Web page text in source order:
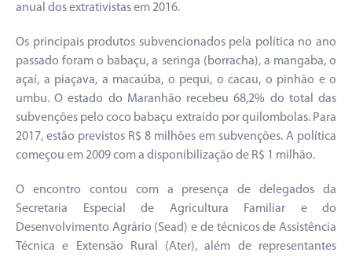
anual dos extrativistas em 2016.
Os principais produtos subvencionados pela política no ano
passado foram o babaçu, a seringa (borracha), a mangaba, o
açaí, a piaçava, a macaúba, o pequi, o cacau, o pinhão e o
umbu. O estado do Maranhão recebeu 68,2% do total das
subvenções pelo coco babaçu extraído por quilombolas. Para
2017, estão previstos R$ 8 milhões em subvenções. A política
começou em 2009 com a disponibilização de R$ 1 milhão.
O encontro contou com a presença de delegados da
Secretaria Especial de Agricultura Familiar e do
Desenvolvimento Agrário (Sead) e de técnicos de Assistência
Técnica e Extensão Rural (Ater), além de representantes